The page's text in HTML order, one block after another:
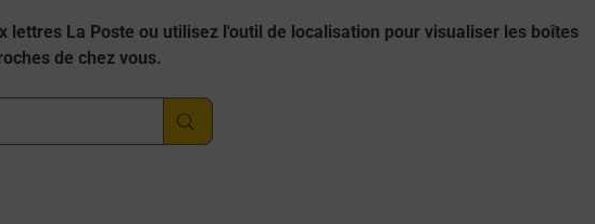
lettres La Poste ou utilisez l'outil de localisation pour visualiser les boîtes
de chez vous.